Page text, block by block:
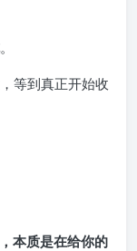
。
等到真正开始收
本质是在给你的